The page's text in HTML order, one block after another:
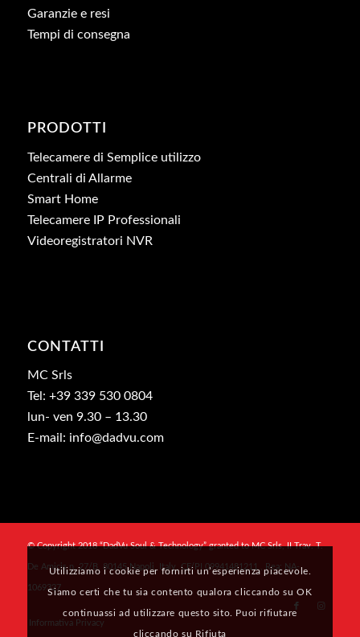
Garanzie e resi
Tempi di consegna
PRODOTTI
Telecamere di Semplice utilizzo
Centrali di Allarme
Smart Home
Telecamere IP Professionali
Videoregistratori NVR
CONTATTI
MC Srls
Tel: +39 339 530 0804
lun- ven 9.30 – 13.30
E-mail: info@dadvu.com
© Copyright 2018 “DadVu Soul & Technology” granted to MC Srls, II Trav. T.
De Amicis n. 27/B, 80145 Napoli, Italy, CF/PI 09941481211 , Rea: NA-
1069327
Informativa Privacy
Utilizziamo i cookie per fornirti un’esperienza piacevole.
Siamo certi che tu sia contento qualora cliccando su OK
continuassi ad utilizzare questo sito. Puoi rifiutare
cliccando su Rifiuta